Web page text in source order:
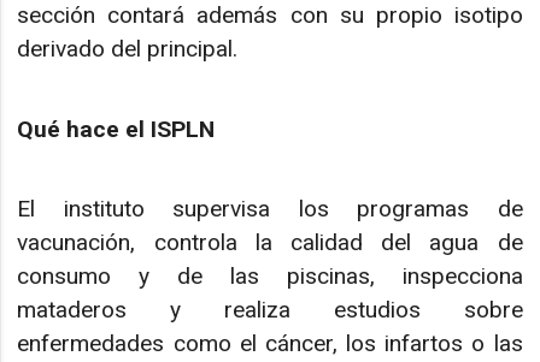
sección contará además con su propio isotipo
derivado del principal.
Qué hace el ISPLN
El instituto supervisa los programas de
vacunación, controla la calidad del agua de
consumo y de las piscinas, inspecciona
mataderos y realiza estudios sobre
enfermedades como el cáncer, los infartos o las